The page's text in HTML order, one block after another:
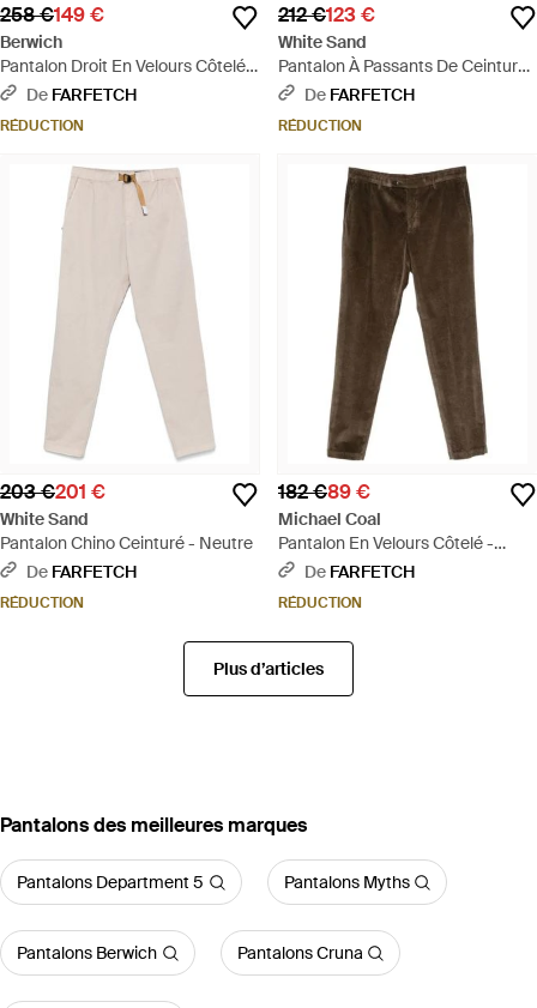
258 €149 €
Berwich
Pantalon Droit En Velours Côtelé -
Neutre
De FARFETCH
RÉDUCTION
212 €123 €
White Sand
Pantalon À Passants De Ceinture
- Gris
De FARFETCH
RÉDUCTION
203 €201 €
White Sand
Pantalon Chino Ceinturé - Neutre
De FARFETCH
RÉDUCTION
182 €89 €
Michael Coal
Pantalon En Velours Côtelé -
Marron
De FARFETCH
RÉDUCTION
Plus d’articles
‪Pantalons‬ des meilleures marques
Pantalons Department 5 Pantalons Myths
Pantalons Berwich Pantalons Cruna